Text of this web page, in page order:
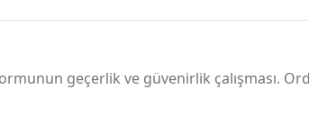
geçerlik ve güvenirlik çalışması.